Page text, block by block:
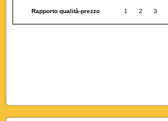
Rapporto qualità-prezzo 1 2 3